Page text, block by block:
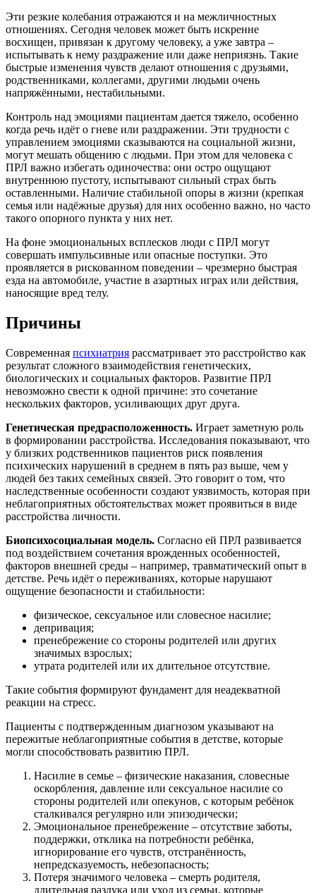
Эти резкие колебания отражаются и на межличностных
отношениях. Сегодня человек может быть искренне
восхищен, привязан к другому человеку, а уже завтра –
испытывать к нему раздражение или даже неприязнь. Такие
быстрые изменения чувств делают отношения с друзьями,
родственниками, коллегами, другими людьми очень
напряжёнными, нестабильными.
Контроль над эмоциями пациентам дается тяжело, особенно
когда речь идёт о гневе или раздражении. Эти трудности с
управлением эмоциями сказываются на социальной жизни,
могут мешать общению с людьми. При этом для человека с
ПРЛ важно избегать одиночества: они остро ощущают
внутреннюю пустоту, испытывают сильный страх быть
оставленными. Наличие стабильной опоры в жизни (крепкая
семья или надёжные друзья) для них особенно важно, но часто
такого опорного пункта у них нет.
На фоне эмоциональных всплесков люди с ПРЛ могут
совершать импульсивные или опасные поступки. Это
проявляется в рискованном поведении – чрезмерно быстрая
езда на автомобиле, участие в азартных играх или действия,
наносящие вред телу.
Причины
Современная психиатрия рассматривает это расстройство как
результат сложного взаимодействия генетических,
биологических и социальных факторов. Развитие ПРЛ
невозможно свести к одной причине: это сочетание
нескольких факторов, усиливающих друг друга.
Генетическая предрасположенность. Играет заметную роль
в формировании расстройства. Исследования показывают, что
у близких родственников пациентов риск появления
психических нарушений в среднем в пять раз выше, чем у
людей без таких семейных связей. Это говорит о том, что
наследственные особенности создают уязвимость, которая при
неблагоприятных обстоятельствах может проявиться в виде
расстройства личности.
Биопсихосоциальная модель. Согласно ей ПРЛ развивается
под воздействием сочетания врожденных особенностей,
факторов внешней среды – например, травматический опыт в
детстве. Речь идёт о переживаниях, которые нарушают
ощущение безопасности и стабильности:
физическое, сексуальное или словесное насилие;
депривация;
пренебрежение со стороны родителей или других
значимых взрослых;
утрата родителей или их длительное отсутствие.
Такие события формируют фундамент для неадекватной
реакции на стресс.
Пациенты с подтвержденным диагнозом указывают на
пережитые неблагоприятные события в детстве, которые
могли способствовать развитию ПРЛ.
Насилие в семье – физические наказания, словесные
оскорбления, давление или сексуальное насилие со
стороны родителей или опекунов, с которым ребёнок
сталкивался регулярно или эпизодически;
Эмоциональное пренебрежение – отсутствие заботы,
поддержки, отклика на потребности ребёнка,
игнорирование его чувств, отстранённость,
непредсказуемость, небезопасность;
Потеря значимого человека – смерть родителя,
длительная разлука или уход из семьи, которые